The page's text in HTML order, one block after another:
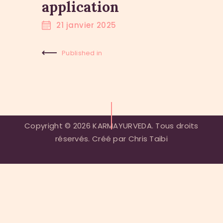
application
21 janvier 2025
Published in
Copyright © 2026 KARMAYURVEDA. Tous droits
réservés. Créé par Chris Taibi